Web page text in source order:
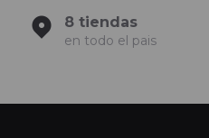
8 tiendas
en todo el pais